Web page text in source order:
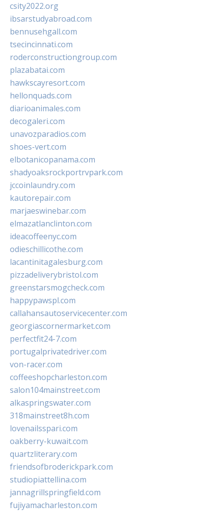
csity2022.org
ibsarstudyabroad.com
bennusehgall.com
tsecincinnati.com
roderconstructiongroup.com
plazabatai.com
hawkscayresort.com
hellonquads.com
diarioanimales.com
decogaleri.com
unavozparadios.com
shoes-vert.com
elbotanicopanama.com
shadyoaksrockportrvpark.com
jccoinlaundry.com
kautorepair.com
marjaeswinebar.com
elmazatlanclinton.com
ideacoffeenyc.com
odieschillicothe.com
lacantinitagalesburg.com
pizzadeliverybristol.com
greenstarsmogcheck.com
happypawspl.com
callahansautoservicecenter.com
georgiascornermarket.com
perfectfit24-7.com
portugalprivatedriver.com
von-racer.com
coffeeshopcharleston.com
salon104mainstreet.com
alkaspringswater.com
318mainstreet8h.com
lovenailsspari.com
oakberry-kuwait.com
quartzliterary.com
friendsofbroderickpark.com
studiopiattellina.com
jannagrillspringfield.com
fujiyamacharleston.com